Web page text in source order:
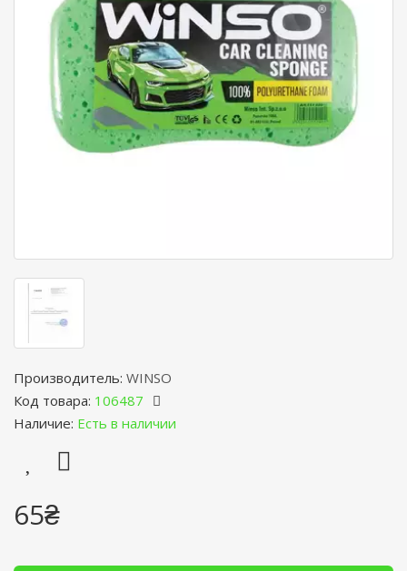
Производитель: WINSO
Код товара: 106487
Наличие: Есть в наличии
65₴